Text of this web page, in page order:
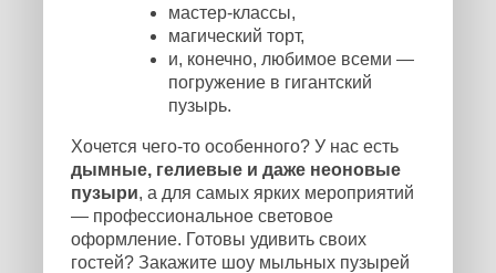
мастер-классы,
магический торт,
и, конечно, любимое всеми —
погружение в гигантский
пузырь.
Хочется чего-то особенного? У нас есть
дымные, гелиевые и даже неоновые
пузыри, а для самых ярких мероприятий
— профессиональное световое
оформление. Готовы удивить своих
гостей? Закажите шоу мыльных пузырей